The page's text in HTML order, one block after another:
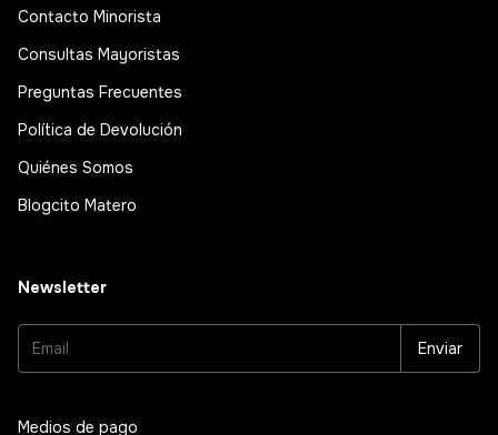
Contacto Minorista
Consultas Mayoristas
Preguntas Frecuentes
Política de Devolución
Quiénes Somos
Blogcito Matero
Newsletter
Medios de pago